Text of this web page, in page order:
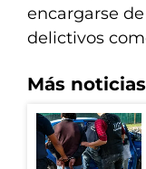
encargarse
delictivos
Más noticias